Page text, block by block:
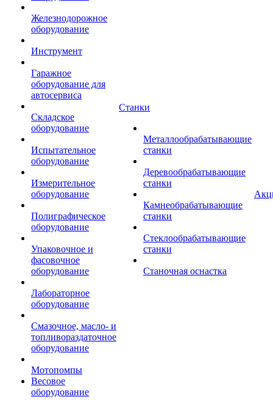
Железнодорожное
оборудование
Инструмент
Гаражное
оборудование для
автосервиса
Складское
оборудование
Испытательное
оборудование
Измерительное
оборудование
Полиграфическое
оборудование
Упаковочное и
фасовочное
оборудование
Лабораторное
оборудование
Смазочное, масло- и
топливораздаточное
оборудование
Мотопомпы
Весовое
оборудование
Станки
Металлообрабатывающие
станки
Деревообрабатывающие
станки
Камнеобрабатывающие
станки
Стеклообрабатывающие
станки
Станочная оснастка